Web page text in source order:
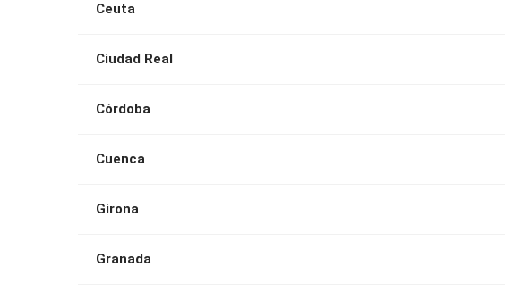
Ceuta
Ciudad Real
Córdoba
Cuenca
Girona
Granada